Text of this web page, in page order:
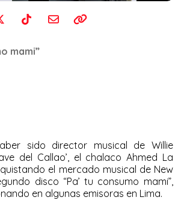
mami”
sido director musical de Willie
del Callao’, el chalaco Ahmed La
el mercado musical de New
disco “Pa’ tu consumo mami”,
en algunas emisoras en Lima.